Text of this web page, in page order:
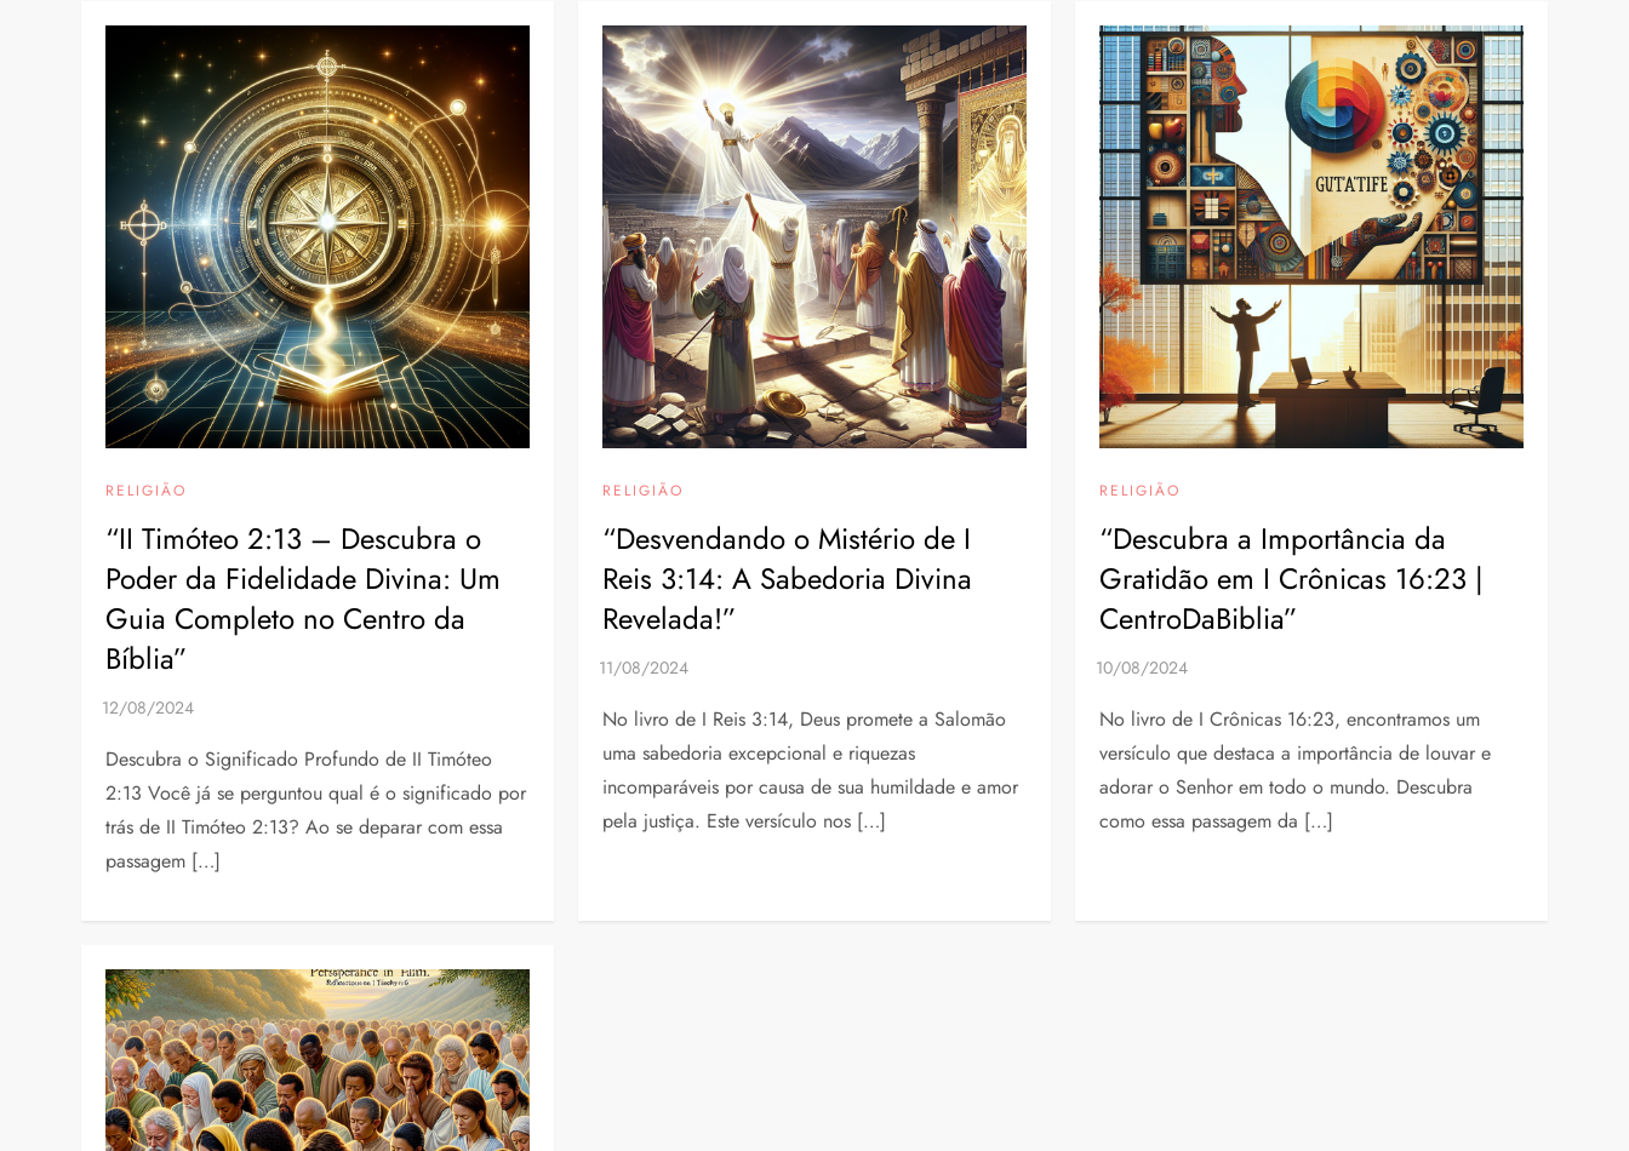
RELIGIÃO
“II Timóteo 2:13 – Descubra o
Poder da Fidelidade Divina: Um
Guia Completo no Centro da
Bíblia”
Descubra o Significado Profundo de II Timóteo
2:13 Você já se perguntou qual é o significado por
trás de II Timóteo 2:13? Ao se deparar com essa
passagem […]
RELIGIÃO
“Desvendando o Mistério de I
Reis 3:14: A Sabedoria Divina
Revelada!”
No livro de I Reis 3:14, Deus promete a Salomão
uma sabedoria excepcional e riquezas
incomparáveis por causa de sua humildade e amor
pela justiça. Este versículo nos […]
RELIGIÃO
“Descubra a Importância da
Gratidão em I Crônicas 16:23 |
CentroDaBiblia”
No livro de I Crônicas 16:23, encontramos um
versículo que destaca a importância de louvar e
adorar o Senhor em todo o mundo. Descubra
como essa passagem da […]